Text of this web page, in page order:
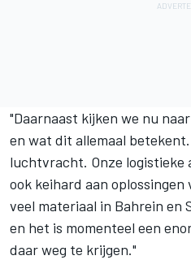
"Daarnaast kijken we nu
en wat dit allemaal
luchtvracht. Onze logistieke
ook keihard aan
veel materiaal in Bahrein en
en het is momenteel een
daar weg te krijgen."